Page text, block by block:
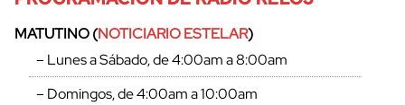
MATUTINO (NOTICIARIO ESTELAR)
– Lunes a Sábado, de 4:00am a 8:00am
– Domingos, de 4:00am a 10:00am